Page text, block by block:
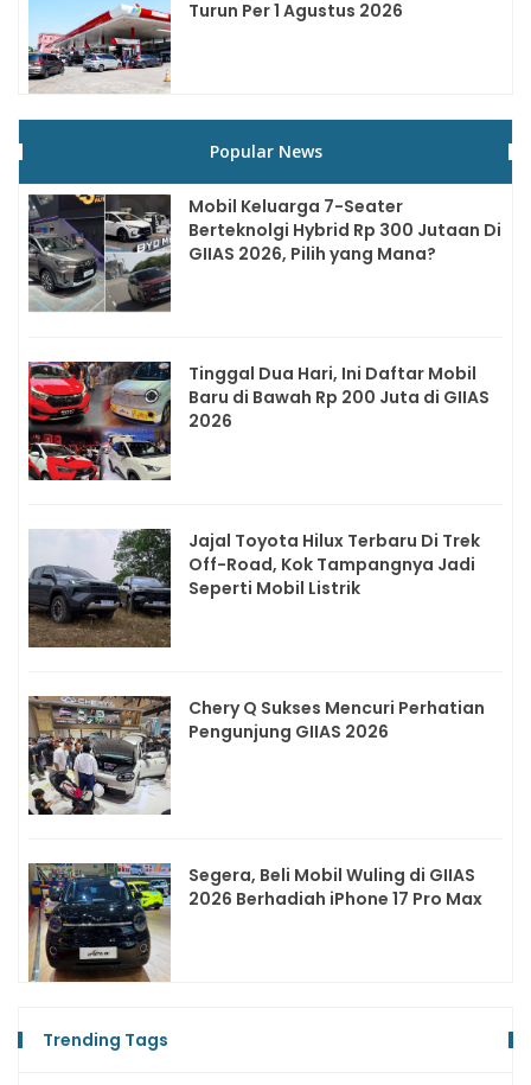
Turun Per 1 Agustus 2026
Popular News
Mobil Keluarga 7-Seater
Berteknolgi Hybrid Rp 300 Jutaan Di
GIIAS 2026, Pilih yang Mana?
Tinggal Dua Hari, Ini Daftar Mobil
Baru di Bawah Rp 200 Juta di GIIAS
2026
Jajal Toyota Hilux Terbaru Di Trek
Off-Road, Kok Tampangnya Jadi
Seperti Mobil Listrik
Chery Q Sukses Mencuri Perhatian
Pengunjung GIIAS 2026
Segera, Beli Mobil Wuling di GIIAS
2026 Berhadiah iPhone 17 Pro Max
Trending Tags